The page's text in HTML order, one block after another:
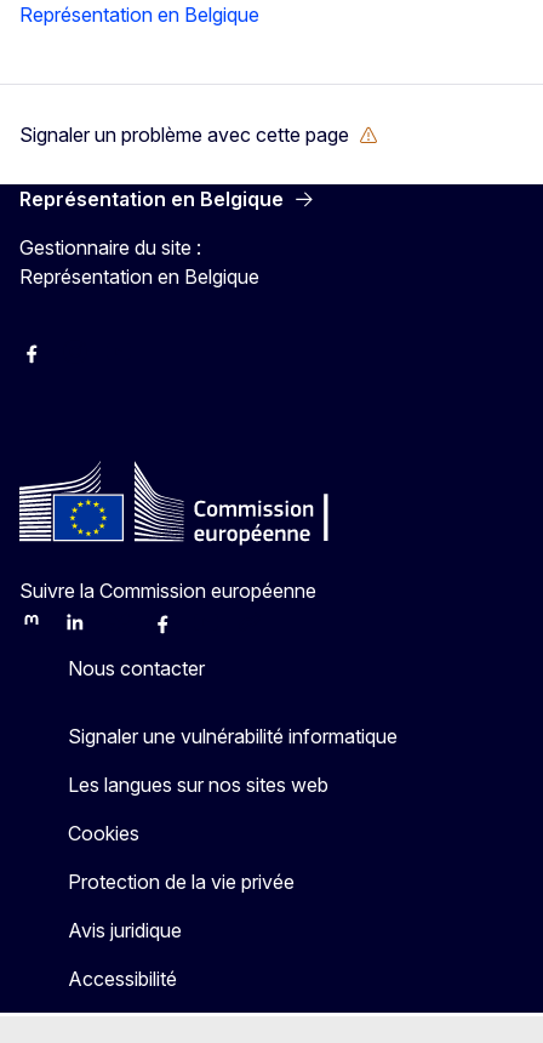
Représentation en Belgique
Signaler un problème avec cette page
Représentation en Belgique
Gestionnaire du site :
Représentation en Belgique
Facebook
Suivre la Commission européenne
MastodonLinkedInBlueskyFacebook
Nous contacter
Signaler une vulnérabilité informatique
Les langues sur nos sites web
Cookies
Protection de la vie privée
Avis juridique
Accessibilité